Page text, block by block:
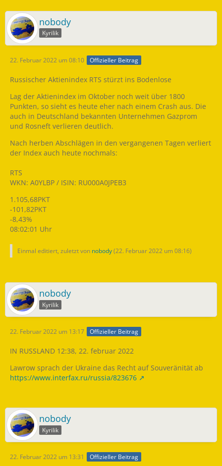
nobody
Kyrilik
22. Februar 2022 um 08:10 Offizieller Beitrag
Russischer Aktienindex RTS stürzt ins Bodenlose
Lag der Aktienindex im Oktober noch weit über 1800
Punkten, so sieht es heute eher nach einem Crash aus. Die
auch in Deutschland bekannten Unternehmen Gazprom
und Rosneft verlieren deutlich.
Nach herben Abschlägen in den vergangenen Tagen verliert
der Index auch heute nochmals:
RTS
WKN: A0YLBP / ISIN: RU000A0JPEB3
1.105,68PKT
-101,82PKT
-8,43%
08:02:01 Uhr
Einmal editiert, zuletzt von nobody(22. Februar 2022 um 08:16)
nobody
Kyrilik
22. Februar 2022 um 13:17 Offizieller Beitrag
IN RUSSLAND 12:38, 22. februar 2022
Lawrow sprach der Ukraine das Recht auf Souveränität ab
https://www.interfax.ru/russia/823676
nobody
Kyrilik
22. Februar 2022 um 13:31 Offizieller Beitrag